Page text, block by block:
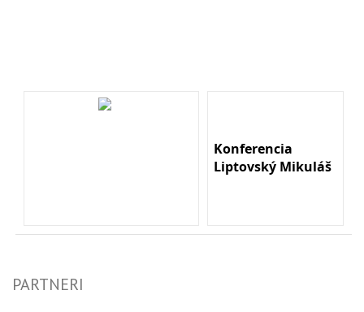
Konferencia
Liptovský Mikuláš
PARTNERI